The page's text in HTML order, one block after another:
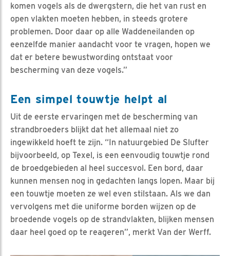
komen vogels als de dwergstern, die het van rust en
open vlakten moeten hebben, in steeds grotere
problemen. Door daar op alle Waddeneilanden op
eenzelfde manier aandacht voor te vragen, hopen we
dat er betere bewustwording ontstaat voor
bescherming van deze vogels.”
Een simpel touwtje helpt al
Uit de eerste ervaringen met de bescherming van
strandbroeders blijkt dat het allemaal niet zo
ingewikkeld hoeft te zijn. “In natuurgebied De Slufter
bijvoorbeeld, op Texel, is een eenvoudig touwtje rond
de broedgebieden al heel succesvol. Een bord, daar
kunnen mensen nog in gedachten langs lopen. Maar bij
een touwtje moeten ze wel even stilstaan. Als we dan
vervolgens met die uniforme borden wijzen op de
broedende vogels op de strandvlakten, blijken mensen
daar heel goed op te reageren”, merkt Van der Werff.